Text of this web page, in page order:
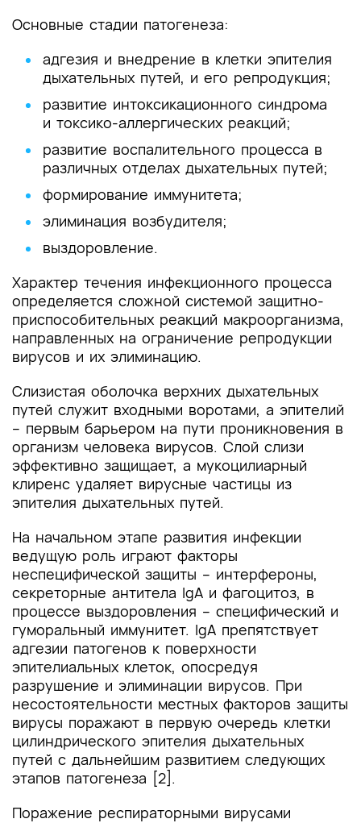
Основные стадии патогенеза:
адгезия и внедрение в клетки эпителия
дыхательных путей, и его репродукция;
развитие интоксикационного синдрома
и токсико-аллергических реакций;
развитие воспалительного процесса в
различных отделах дыхательных путей;
формирование иммунитета;
элиминация возбудителя;
выздоровление.
Характер течения инфекционного процесса
определяется сложной системой защитно-
приспособительных реакций макроорганизма,
направленных на ограничение репродукции
вирусов и их элиминацию.
Слизистая оболочка верхних дыхательных
путей служит входными воротами, а эпителий
– первым барьером на пути проникновения в
организм человека вирусов. Слой слизи
эффективно защищает, а мукоцилиарный
клиренс удаляет вирусные частицы из
эпителия дыхательных путей.
На начальном этапе развития инфекции
ведущую роль играют факторы
неспецифической защиты – интерфероны,
секреторные антитела IgA и фагоцитоз, в
процессе выздоровления – специфический и
гуморальный иммунитет. IgA препятствует
адгезии патогенов к поверхности
эпителиальных клеток, опосредуя
разрушение и элиминации вирусов. При
несостоятельности местных факторов защиты
вирусы поражают в первую очередь клетки
цилиндрического эпителия дыхательных
путей с дальнейшим развитием следующих
этапов патогенеза [2].
Поражение респираторными вирусами